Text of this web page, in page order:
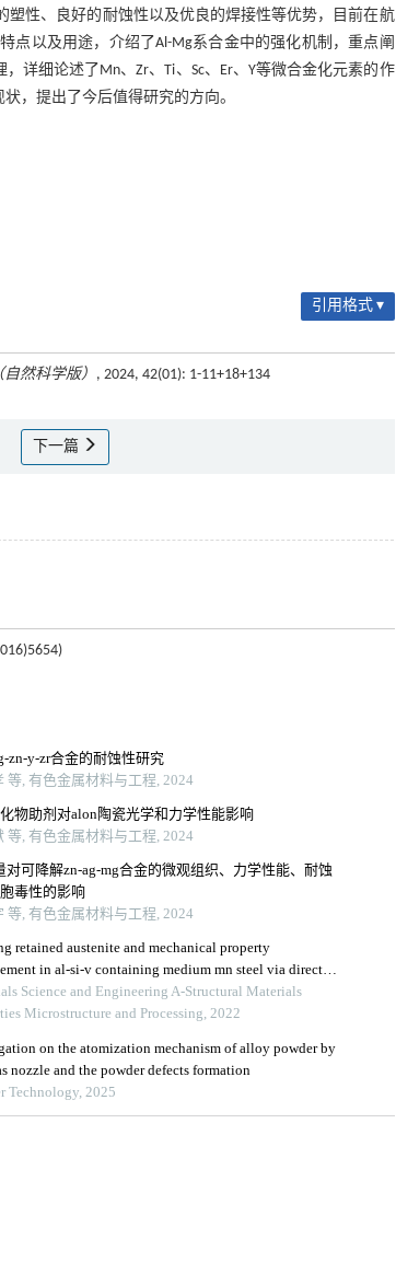
性、良好的耐蚀性以及优良的焊接性等优势，目前在航
点以及用途，介绍了Al-Mg系合金中的强化机制，重点阐
详细论述了Mn、Zr、Ti、Sc、Er、Y等微合金化元素的作
，提出了今后值得研究的方向。
引用格式 ▾
然科学版） , 2024, 42(01): 1-11+18+134
下一篇